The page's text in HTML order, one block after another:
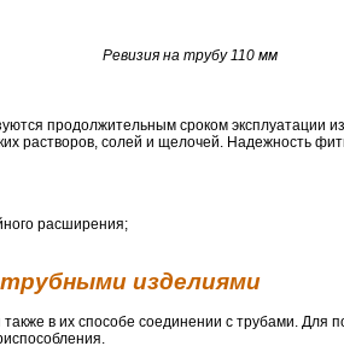
Ревизия на трубу 110 мм
продолжительным сроком эксплуатации
растворов, солей и щелочей. Надежность
расширения;
изделиями
в их способе соединении с трубами. Для